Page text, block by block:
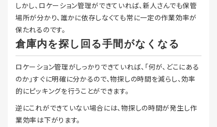
しかし、ロケーション管理ができていれば、新人さんでも保管
場所が分かり、誰かに依存しなくても常に一定の作業効率が
保たれるのです。
倉庫内を探し回る手間がなくなる
ロケーション管理がしっかりできていれば、「何が、どこにある
のか」すぐに明確に分かるので、物探しの時間を減らし、効率
的にピッキングを行うことができます。
逆にこれができていない場合には、物探しの時間が発生し作
業効率は下がります。